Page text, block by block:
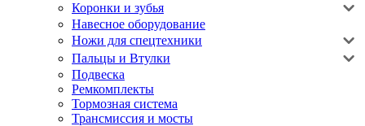
Коронки и зубья
Навесное оборудование
Ножи для спецтехники
Пальцы и Втулки
Подвеска
Ремкомплекты
Тормозная система
Трансмиссия и мосты